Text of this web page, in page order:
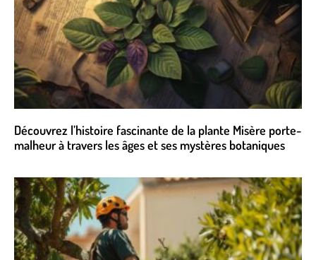
Découvrez l’histoire fascinante de la plante Misère porte-
malheur à travers les âges et ses mystères botaniques